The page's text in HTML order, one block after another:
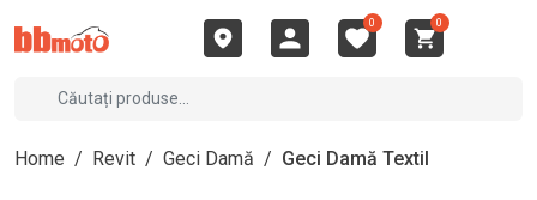
0 0
Home / Revit / Geci Damă / Geci Damă Textil